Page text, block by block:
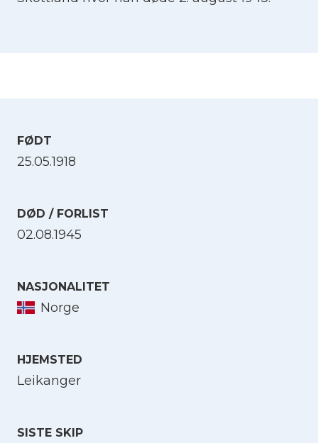
FØDT
25.05.1918
DØD / FORLIST
02.08.1945
NASJONALITET
Norge
HJEMSTED
Leikanger
SISTE SKIP